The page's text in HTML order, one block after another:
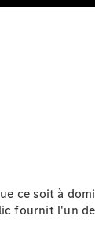
ce soit à
fournit l'un